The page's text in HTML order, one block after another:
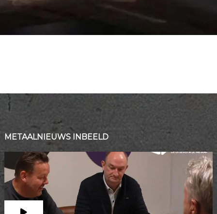
METAALNIEUWS INBEELD